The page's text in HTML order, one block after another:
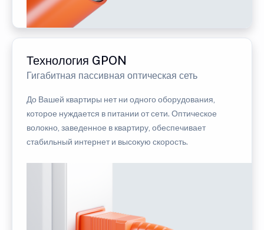
Технология GPON
Гигабитная пассивная оптическая сеть
До Вашей квартиры нет ни одного оборудования,
которое нуждается в питании от сети. Оптическое
волокно, заведенное в квартиру, обеспечивает
стабильный интернет и высокую скорость.